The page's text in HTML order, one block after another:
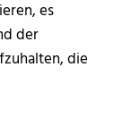
es
der
die